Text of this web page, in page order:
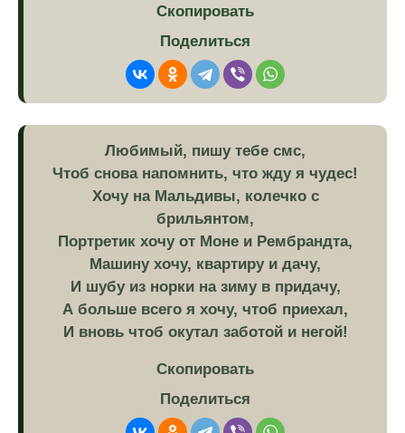
Скопировать
Поделиться
Любимый, пишу тебе смс,
Чтоб снова напомнить, что жду я чудес!
Хочу на Мальдивы, колечко с
брильянтом,
Портретик хочу от Моне и Рембрандта,
Машину хочу, квартиру и дачу,
И шубу из норки на зиму в придачу,
А больше всего я хочу, чтоб приехал,
И вновь чтоб окутал заботой и негой!
Скопировать
Поделиться